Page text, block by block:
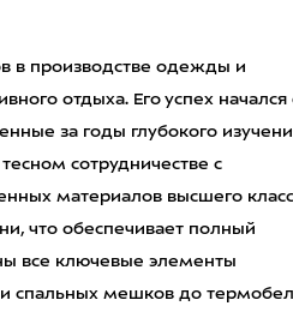
в производстве одежды и
отдыха. Его успех начался
за годы глубокого
сотрудничестве с
материалов высшего
что обеспечивает полный
все ключевые элементы
спальных мешков до